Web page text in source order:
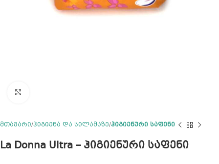
მთავარი ჰიგიენა და სილამაზე ჰიგიენური საფენი
La Donna Ultra – ჰიგიენური საფენი